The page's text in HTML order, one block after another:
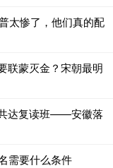
太惨了，他们真的配
联蒙灭金？宋朝最明
达复读班——安徽落
需要什么条件